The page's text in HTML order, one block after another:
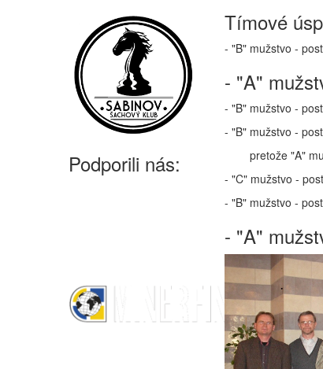
Podporili nás:
Tímové
- "B" mužstvo -
- "A"
- "B" mužstvo -
- "B" mužstvo -
pretože "A"
- "C" mužstvo -
- "B" mužstvo -
- "A"